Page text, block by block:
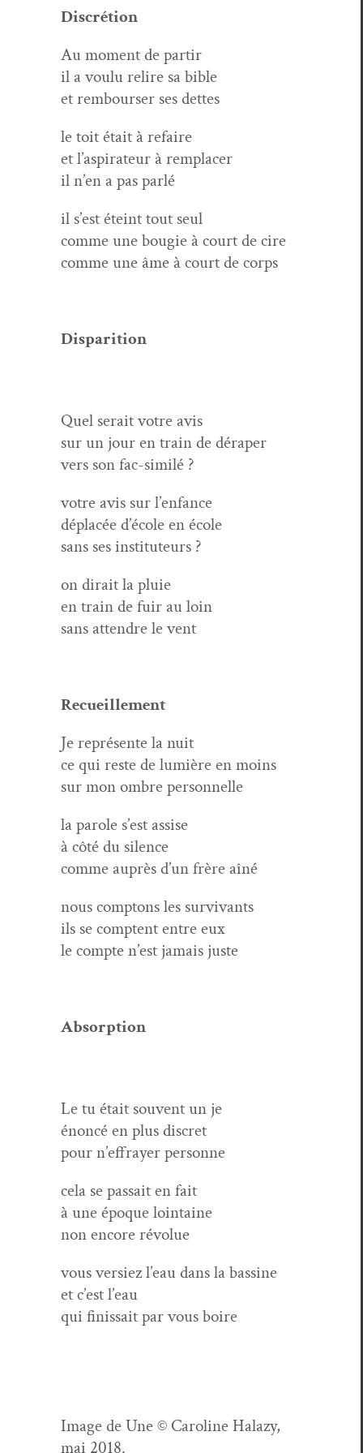
Dis­cré­tion
Au moment de partir
il a voulu relire sa bible
et rem­bours­er ses dettes
le toit était à refaire
et l’aspirateur à remplacer
il n’en a pas parlé
il s’est éteint tout seul
comme une bougie à court de cire
comme une âme à court de corps
Dis­pari­tion
Quel serait votre avis
sur un jour en train de déraper
vers son fac-similé ?
votre avis sur l’enfance
déplacée d’école en école
sans ses instituteurs ?
on dirait la pluie
en train de fuir au loin
sans atten­dre le vent
Recueille­ment
Je représente la nuit
ce qui reste de lumière en moins
sur mon ombre personnelle
la parole s’est assise
à côté du silence
comme auprès d’un frère aîné
nous comp­tons les survivants
ils se comptent entre eux
le compte n’est jamais juste
Absorp­tion
Le tu était sou­vent un je
énon­cé en plus discret
pour n’effrayer personne
cela se pas­sait en fait
à une époque lointaine
non encore révolue
vous ver­siez l’eau dans la bassine
et c’est l’eau
qui finis­sait par vous boire
Image de Une © Car­o­line Halazy,
mai 2018.